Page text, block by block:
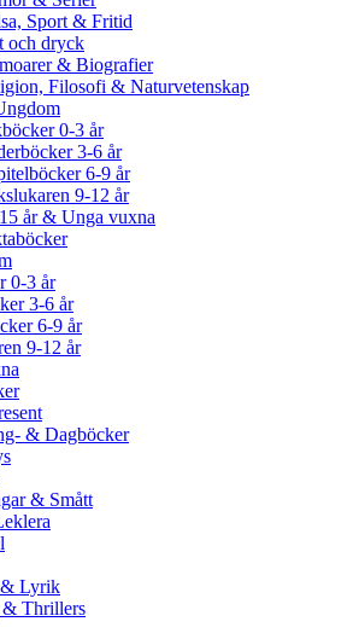
Sport & Fritid
och dryck
& Biografier
Filosofi & Naturvetenskap
0-3 år
3-6 år
6-9 år
9-12 år
år & Unga vuxna
0-3 år
3-6 år
6-9 år
9-12 år
& Dagböcker
& Smått
& Lyrik
& Thrillers